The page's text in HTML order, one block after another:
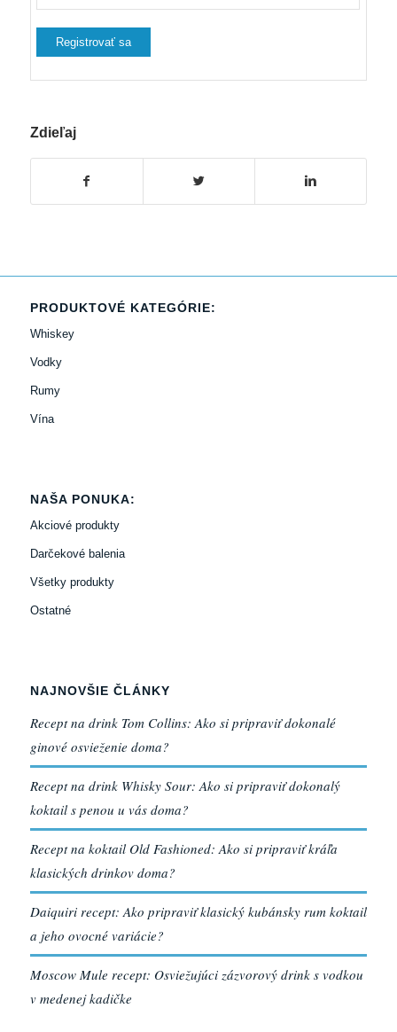
Zdieľaj
PRODUKTOVÉ KATEGÓRIE:
Whiskey
Vodky
Rumy
Vína
NAŠA PONUKA:
Akciové produkty
Darčekové balenia
Všetky produkty
Ostatné
NAJNOVŠIE ČLÁNKY
Recept na drink Tom Collins: Ako si pripraviť dokonalé
ginové osvieženie doma?
Recept na drink Whisky Sour: Ako si pripraviť dokonalý
koktail s penou u vás doma?
Recept na koktail Old Fashioned: Ako si pripraviť kráľa
klasických drinkov doma?
Daiquiri recept: Ako pripraviť klasický kubánsky rum koktail
a jeho ovocné variácie?
Moscow Mule recept: Osviežujúci zázvorový drink s vodkou
v medenej kadičke